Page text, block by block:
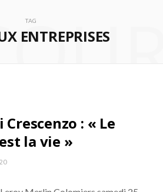
o
TAG
ENTREPRISES
Crescenzo : « Le
la vie »